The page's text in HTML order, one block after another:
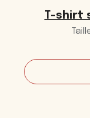
T-shirt